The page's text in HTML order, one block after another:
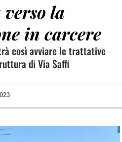
verso la
in carcere
così avviare le trattative
di Via Saffi